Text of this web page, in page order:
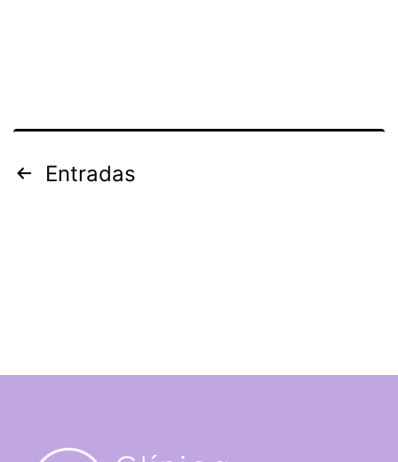
Paginación
Entradas